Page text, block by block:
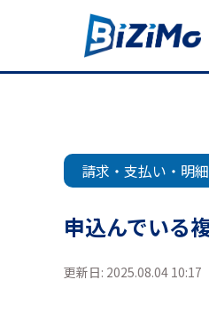
請求・支払い・明
申込んでいる
更新日: 2025.08.04 10:17